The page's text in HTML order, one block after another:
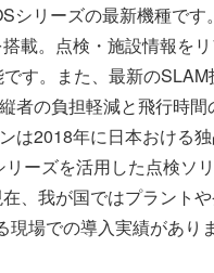
シリーズの最新機種です
載。点検・施設情報を
す。また、最新の
者の負担軽減と飛行時間
は2018年に日本おける
ーズを活用した点検ソ
、我が国ではプラント
場での導入実績があり